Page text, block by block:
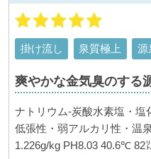
掛け流し 泉質極上 源
爽やかな金気臭のする
ナトリウム-炭酸水素塩・塩
低張性・弱アルカリ性・温泉
1.226g/kg PH8.03 40.6℃ 82